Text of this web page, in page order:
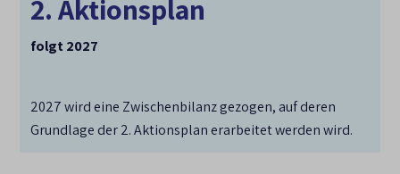
2. Aktionsplan
folgt 2027
2027 wird eine Zwischenbilanz gezogen, auf deren
Grundlage der 2. Aktionsplan erarbeitet werden wird.